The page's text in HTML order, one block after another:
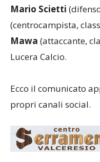
Mario Scietti
(centrocampista,
Mawa (attaccante,
Lucera Calcio.
Ecco il comunicato
propri canali social.